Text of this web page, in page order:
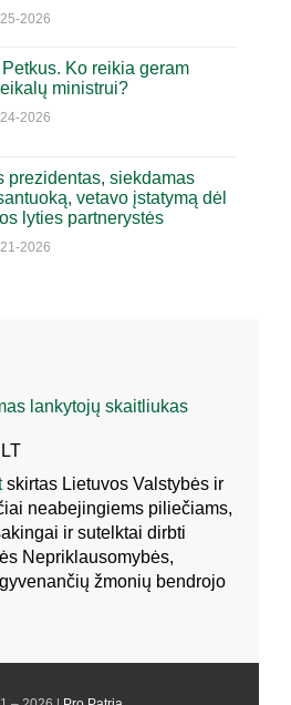
2026
Ko reikia geram
ministrui?
2026
prezidentas, siekdamas
vetavo įstatymą dėl
lyties partnerystės
2026
skirtas Lietuvos Valstybės ir
neabejingiems piliečiams,
ir sutelktai dirbti
Nepriklausomybės,
žmonių bendrojo